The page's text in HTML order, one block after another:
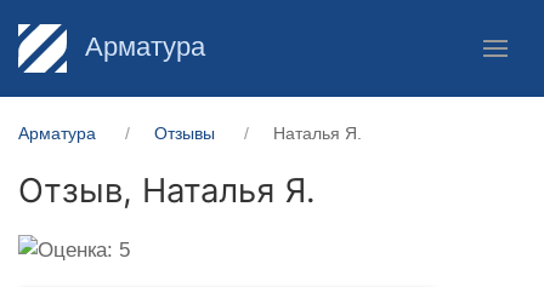
Арматура
Арматура Отзывы Наталья Я.
Отзыв, Наталья Я.